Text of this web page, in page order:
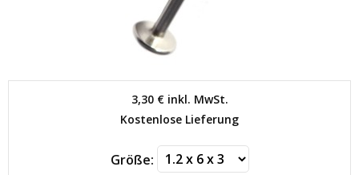
3,30 €inkl. MwSt.
Kostenlose Lieferung
Größe: